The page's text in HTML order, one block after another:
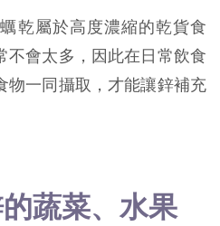
乾屬於高度濃縮的乾貨食
不會太多，因此在日常飲食
物一同攝取，才能讓鋅補充
蔬菜、水果